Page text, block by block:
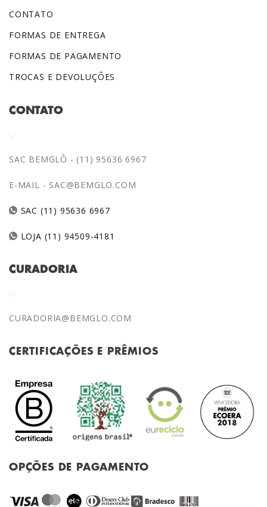
CONTATO
FORMAS DE ENTREGA
FORMAS DE PAGAMENTO
TROCAS E DEVOLUÇÕES
CONTATO
SAC BEMGLÔ - (11) 95636 6967
E-MAIL - SAC@BEMGLO.COM
SAC (11) 95636 6967
LOJA (11) 94509-4181
CURADORIA
CURADORIA@BEMGLO.COM
CERTIFICAÇÕES E PRÊMIOS
OPÇÕES DE PAGAMENTO